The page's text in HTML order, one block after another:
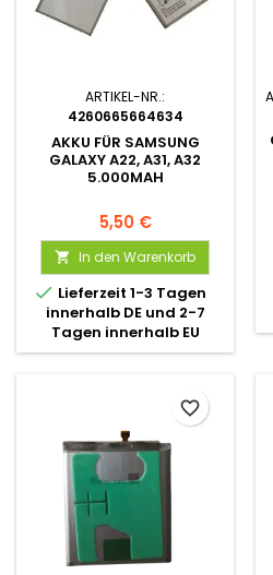
ARTIKEL-NR.:
4260665664634
AKKU FÜR SAMSUNG
GALAXY A22, A31, A32
5.000MAH
5,50 €
 In den Warenkorb
 Lieferzeit 1-3 Tagen
innerhalb DE und 2-7
Tagen innerhalb EU
favorite_border